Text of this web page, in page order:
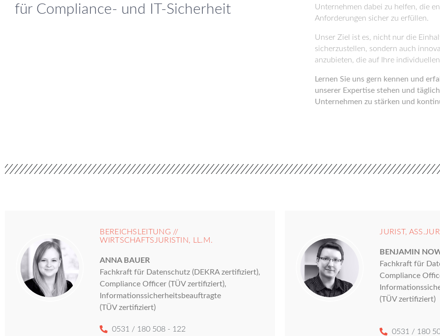
für Compliance- und IT-Sicherheit
Unternehmen dabei zu helfen, die
Anforderungen sicher zu erfüllen.
Unser Ziel ist es, nicht nur die
sicherzustellen, sondern auch
anzubieten, die auf Ihre
Lernen Sie uns gern kennen und
unserer Expertise stehen und
Unternehmen zu stärken und
BEREICHSLEITUNG //
WIRTSCHAFTSJURISTIN, LL.M.
ANNA BAUER
Fachkraft für Datenschutz (DEKRA zertifiziert),
Compliance Officer (TÜV zertifiziert),
Informationssicherheitsbeauftragte
(TÜV zertifiziert)
0531 / 180 508 - 122
JURIST,
BENJAMIN
Fachkraft für
Compliance
(TÜV zertifiziert)
0531 / 180